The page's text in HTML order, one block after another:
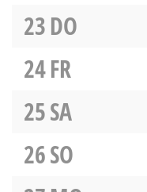
23DO
24FR
25SA
26SO